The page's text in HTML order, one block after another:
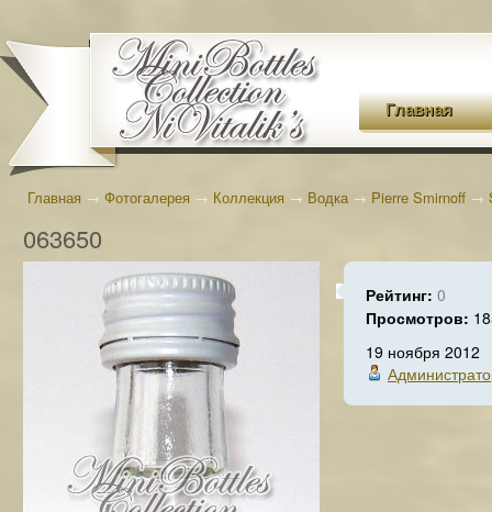
Главная
Главная → Фотогалерея → Коллекция → Водка→ Pierre Smirnoff →
063650
Рейтинг: 0
Просмотров:
19 ноября 2012